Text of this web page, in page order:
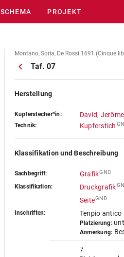
SCHEMA PROJEKT
Montano, Soria, De Rossi 1691 (Cinque
Taf. 07
Herstellung
Kupferstecher*in: David, Jerôme
Technik: Kupferstich
Klassifikation und Beschreibung
Sachbegriff: GrafikGND
Klassifikation: Druckgrafik
SeiteGND
Inschriften: Tenpio antico
Platzierung:
Anmerkung:
7